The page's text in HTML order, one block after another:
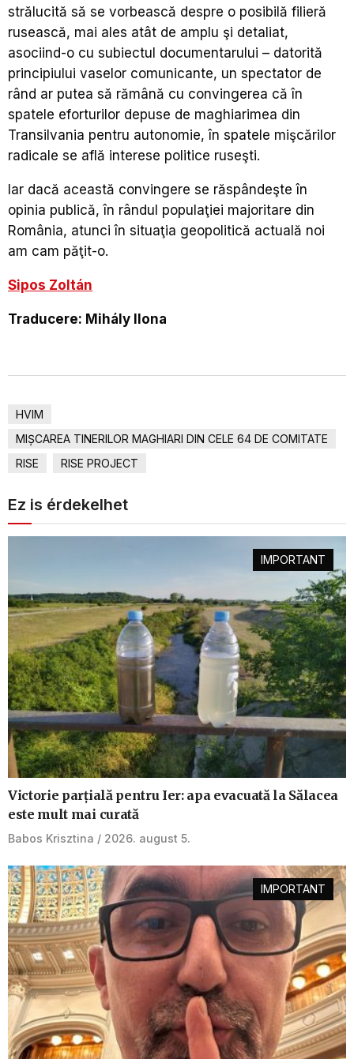
strălucită să se vorbească despre o posibilă filieră
rusească, mai ales atât de amplu şi detaliat,
asociind-o cu subiectul documentarului – datorită
principiului vaselor comunicante, un spectator de
rând ar putea să rămână cu convingerea că în
spatele eforturilor depuse de maghiarimea din
Transilvania pentru autonomie, în spatele mişcărilor
radicale se află interese politice ruseşti.
Iar dacă această convingere se răspândeşte în
opinia publică, în rândul populaţiei majoritare din
România, atunci în situaţia geopolitică actuală noi
am cam păţit-o.
Sipos Zoltán
Traducere: Mihály Ilona
HVIM
MIŞCAREA TINERILOR MAGHIARI DIN CELE 64 DE COMITATE
RISE
RISE PROJECT
Ez is érdekelhet
IMPORTANT
Victorie parțială pentru Ier: apa evacuată la Sălacea
este mult mai curată
Babos Krisztina 2026. august 5.
IMPORTANT